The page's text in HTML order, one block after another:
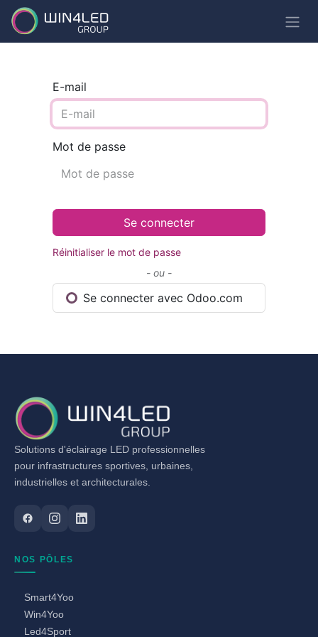
E-mail
Mot de passe
Se connecter
Réinitialiser le mot de passe
- ou -
Se connecter avec Odoo.com
Solutions d'éclairage LED professionnelles
pour infrastructures sportives, urbaines,
industrielles et architecturales.
NOS PÔLES
Smart4Yoo
Win4Yoo
Led4Sport